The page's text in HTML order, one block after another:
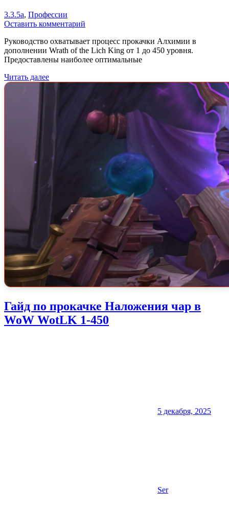
3.3.5a, Профессии
Оставить комментарий
Руководство охватывает процесс прокачки Алхимии в
дополнении Wrath of the Lich King от 1 до 450 уровня.
Предоставлены наиболее оптимальные
Читать далее
Гайд по прокачке Наложения чар в
WoW WotLK 1-450
5 декабря, 2025
Ser